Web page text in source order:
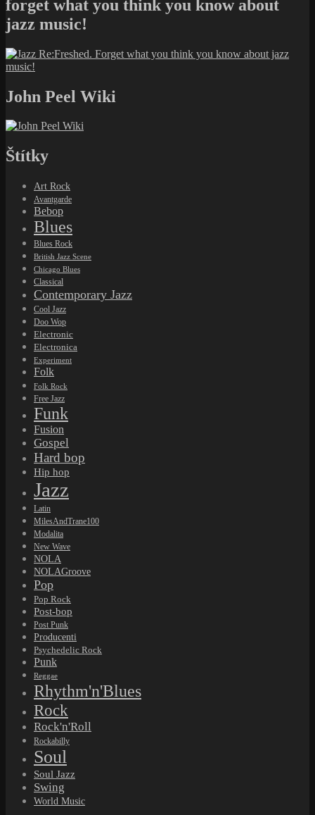
forget what you think you know about
jazz music!
John Peel Wiki
Štítky
Art Rock
Avantgarde
Bebop
Blues
Blues Rock
British Jazz Scene
Chicago Blues
Classical
Contemporary Jazz
Cool Jazz
Doo Wop
Electronic
Electronica
Experiment
Folk
Folk Rock
Free Jazz
Funk
Fusion
Gospel
Hard bop
Hip hop
Jazz
Latin
MilesAndTrane100
Modalita
New Wave
NOLA
NOLAGroove
Pop
Pop Rock
Post-bop
Post Punk
Producenti
Psychedelic Rock
Punk
Reggae
Rhythm'n'Blues
Rock
Rock'n'Roll
Rockabilly
Soul
Soul Jazz
Swing
World Music